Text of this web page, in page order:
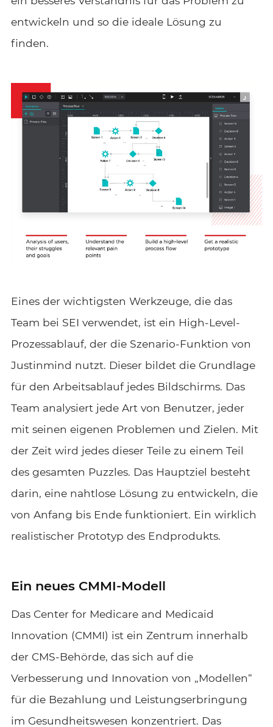
entwickeln und so die ideale Lösung zu
finden.
Eines der wichtigsten Werkzeuge, die das
Team bei SEI verwendet, ist ein High-Level-
Prozessablauf, der die Szenario-Funktion von
Justinmind nutzt. Dieser bildet die Grundlage
für den Arbeitsablauf jedes Bildschirms. Das
Team analysiert jede Art von Benutzer, jeder
mit seinen eigenen Problemen und Zielen. Mit
der Zeit wird jedes dieser Teile zu einem Teil
des gesamten Puzzles. Das Hauptziel besteht
darin, eine nahtlose Lösung zu entwickeln, die
von Anfang bis Ende funktioniert. Ein wirklich
realistischer Prototyp des Endprodukts.
Ein neues CMMI-Modell
Das Center for Medicare and Medicaid
Innovation (CMMI) ist ein Zentrum innerhalb
der CMS-Behörde, das sich auf die
Verbesserung und Innovation von „Modellen“
für die Bezahlung und Leistungserbringung
im Gesundheitswesen konzentriert. Das